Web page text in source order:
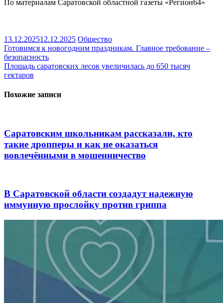
По материалам Саратовской областной газеты «Регион64»
13.12.202512.12.2025 Общество
Навигация
по
записям
Готовимся к новогодним праздникам. Главное требование –
безопасность
Площадь саратовских лесов увеличилась до 650 тысяч
гектаров
Похожие записи
Саратовским школьникам рассказали, кто
такие дропперы и как не оказаться
вовлечёнными в мошенничество
В Саратовской области создадут надежную
иммунную прослойку против гриппа